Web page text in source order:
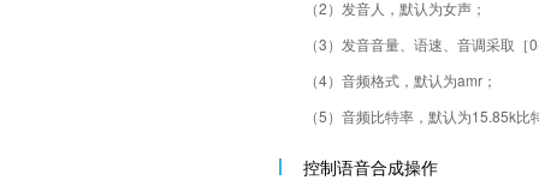
（2）发音人，默认为女声；
（3）发音音量、语速、音调采取［
（4）音频格式，默认为amr；
（5）音频比特率，默认为15.85k比
控制语音合成操作